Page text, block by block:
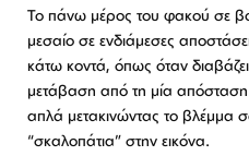
Το πάνω μέρος του φακού σε
μεσαίο σε ενδιάμεσες
κάτω κοντά, όπως όταν
μετάβαση από τη μία απόσταση
απλά μετακινώντας το βλέμμα
“σκαλοπάτια” στην εικόνα.